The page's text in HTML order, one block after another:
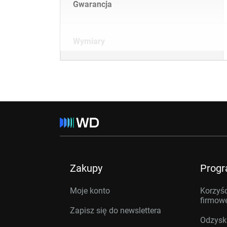
Gwarancja
Wymiary
Zakupy
Moje konto
Zapisz się do newslettera